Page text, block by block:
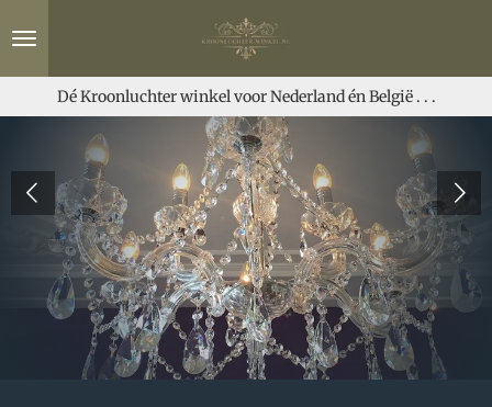
direct
hoofdinhoud
Dé Kroonluchter winkel voor Nederland én België . . .